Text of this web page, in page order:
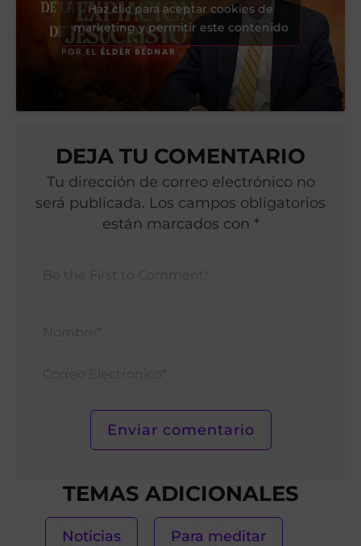
Haz clic para aceptar cookies de
marketing y permitir este contenido
DEJA TU COMENTARIO
Tu dirección de correo electrónico no
será publicada. Los campos obligatorios
están marcados con *
TEMAS ADICIONALES
Noticias Para meditar